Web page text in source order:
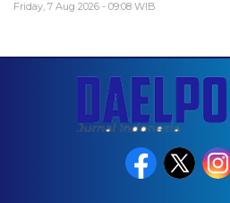
Friday, 7 Aug 2026 - 09:08 WIB